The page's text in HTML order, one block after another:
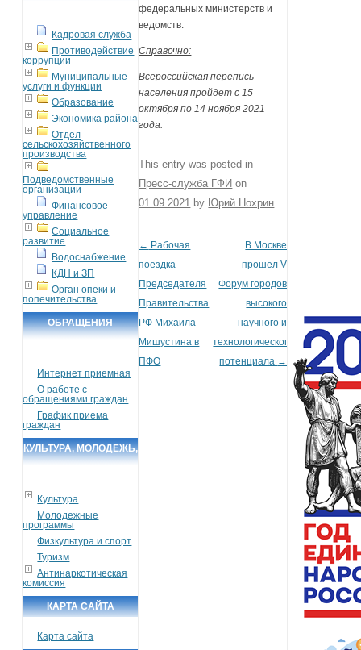
Кадровая служба
Противодействие
коррупции
Муниципальные
услуги и функции
Образование
Экономика района
Отдел
сельскохозяйственного
производства
Подведомственные
организации
Финансовое
управление
Социальное
развитие
Водоснабжение
КДН и ЗП
Орган опеки и
попечительства
ОБРАЩЕНИЯ
Интернет приемная
О работе с
обращениями граждан
График приема
граждан
КУЛЬТУРА, МОЛОДЕЖЬ,
Культура
Молодежные
программы
Физкультура и спорт
Туризм
Антинаркотическая
комиссия
КАРТА САЙТА
Карта сайта
федеральных министерств и
ведомств.
Справочно:
Всероссийская перепись
населения пройдет с 15
октября по 14 ноября 2021
года.
This entry was posted in
Пресс-служба ГФИ on
01.09.2021 by Юрий Нохрин.
Post navigation
← Рабочая
поездка
Председателя
Правительства
РФ Михаила
Мишустина в
ПФО
В Москве
прошел V
Форум городов
высокого
научного и
технологического
потенциала →